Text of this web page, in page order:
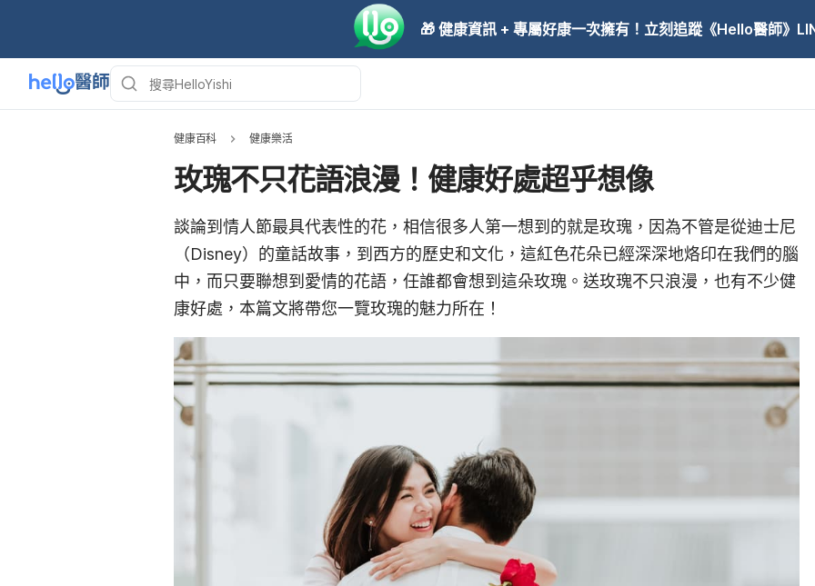
🎁 健康資訊 + 專屬好康一次擁有！立刻追蹤《Hello醫師》
健康百科 健康樂活
玫瑰不只花語浪漫！健康好處超乎想像
談論到情人節最具代表性的花，相信很多人第一想到的就是玫瑰，因為不管是從迪士尼
（Disney）的童話故事，到西方的歷史和文化，這紅色花朵已經深深地烙印在我們的腦
中，而只要聯想到愛情的花語，任誰都會想到這朵玫瑰。送玫瑰不只浪漫，也有不少健
康好處，本篇文將帶您一覽玫瑰的魅力所在！